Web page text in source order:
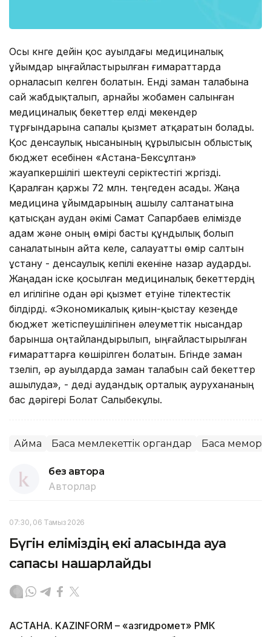
Осы күнге дейін қос ауылдағы медициналық
ұйымдар ыңғайластырылған ғимараттарда
орналасып келген болатын. Енді заман талабына
сай жабдықталып, арнайы жобамен салынған
медициналық бекеттер елді мекендер
тұрғындарына сапалы қызмет атқаратын болады.
Қос денсаулық нысанының құрылысын облыстық
бюджет есебінен «Астана-Бексұлтан»
жауапкершілігі шектеулі серіктестігі жүргізді.
Қаралған қаржы 72 млн. теңгеден асады. Жаңа
медицина ұйымдарының ашылу салтанатына
қатысқан аудан әкімі Самат Сапарбаев елімізде
адам және оның өмірі басты құндылық болып
саналатынын айта келе, салауатты өмір салтын
ұстану - денсаулық кепілі екеніне назар аударды.
Жаңадан іске қосылған медициналық бекеттердің
ел игілігіне одан әрі қызмет етуіне тілектестік
білдірді. «Экономикалық қиын-қыстау кезеңде
бюджет жетіспеушілігінен әлеуметтік нысандар
барынша оңтайландырылып, ыңғайластырылған
ғимараттарға көшірілген болатын. Бүгінде заман
түзеліп, әр ауылдарда заман талабын сай бекеттер
ашылуда», - деді аудандық орталық аурухананың
бас дәрігері Болат Салыбекұлы.
Аймақ Басқа мемлекеттік органдар Басқа
без автора
Авторлар
07:30, 06 Тамыз 2026
Бүгін еліміздің екі қаласында ауа
сапасы нашарлайды
АСТАНА. KAZINFORM – «Қазгидромет» РМК